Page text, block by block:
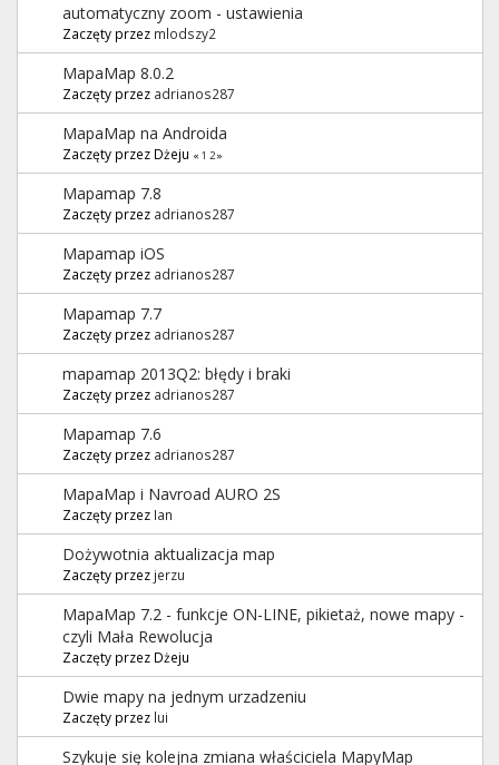
automatyczny zoom - ustawienia
Zaczęty przez mlodszy2
MapaMap 8.0.2
Zaczęty przez adrianos287
MapaMap na Androida
Zaczęty przez Dżeju « 1 2»
Mapamap 7.8
Zaczęty przez adrianos287
Mapamap iOS
Zaczęty przez adrianos287
Mapamap 7.7
Zaczęty przez adrianos287
mapamap 2013Q2: błędy i braki
Zaczęty przez adrianos287
Mapamap 7.6
Zaczęty przez adrianos287
MapaMap i Navroad AURO 2S
Zaczęty przez Ian
Dożywotnia aktualizacja map
Zaczęty przez jerzu
MapaMap 7.2 - funkcje ON-LINE, pikietaż, nowe mapy -
czyli Mała Rewolucja
Zaczęty przez Dżeju
Dwie mapy na jednym urzadzeniu
Zaczęty przez lui
Szykuje się kolejna zmiana właściciela MapyMap